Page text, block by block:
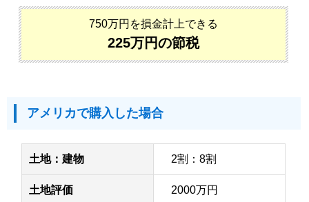
750万円を損金計上できる
225万円の節税
アメリカで購入した場合
土地：建物 2割：8割
土地評価 2000万円